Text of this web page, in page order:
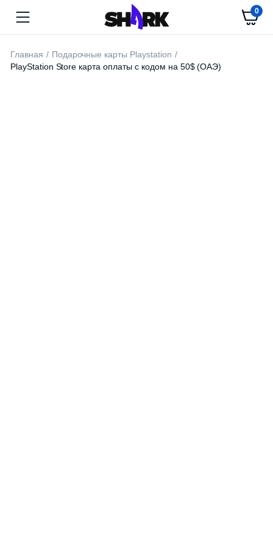
0
Главная
Подарочные карты Playstation
PlayStation Store карта оплаты с кодом на 50$ (ОАЭ)